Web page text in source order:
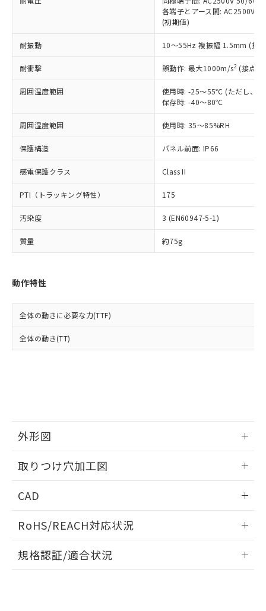
各端子とアース間: AC2500V
(初期値)
耐振動 10～55Hz 複振幅 1.5mm (接
耐衝撃 誤動作: 最大1000m/s2 (接点
周囲温度範囲
使用時: -25～55℃ (ただし、氷
保存時: -40～80℃
周囲湿度範囲 使用時: 35～85%RH
保護構造 パネル前面: IP66
感電保護クラス Class II
PTI（トラッキング特性） 175
汚染度 3 (EN60947-5-1)
質量 約75g
動作特性
全体の動きに必要な力(TTF)
全体の動き(TT)
外形図
取りつけ穴加工図
CAD
ドすることができます。
ログイン/会員登録
RoHS/REACH対応状況
EU RoHS 注意事項・凡例
規格認証/適合状況
在庫状況および標準価格照会結果は、
記載している更新日時点での社内デー
タに基づき作成されるものであり、閲
覧された時点での実際の在庫および標
準価格とは異なる場合があることをご
正式な納期状況および標準価格はお客
様のお取引先、またはお客様担当のオ
ムロン制御機器販売店・当社販売員に
オムロン制御機器販売店や当社販売拠
販売ネットワーク
」をご確認
在庫状況および標準価格結果を当社の
事前の承諾なく第三者に漏洩または開
示しないようお願いします。
マイパーツ機能（部品リスト作成サー
ビス）をご利用いただくには、I-Web
メンバーズにご登録されている必要が
引・商談に必要な範囲で利用すること
をご了承ください。
※当社の共同利用者とは、
の共同利用に関して"
の「1.共同利
むを得ず変更することがあります。
六価クロム(Cr(Ⅵ)) 1000ppm以下、ポリ臭化ビフェニル
類(PBB) 1000ppm以下、ポリ臭化ジフェニルエーテル類
(PBDE) 1000ppm以下、フタル酸ビス(2-エチルヘキシ
ル) (DEHP)(別名：DOP) 1000ppm以下、フタル酸ブチ
ルベンジル（BBP） 1000ppm以下、フタル酸ジブチル
（DBP） 1000ppm以下、フタル酸ジイソブチル
適用除外項目は除く。
フタル酸エステル類の４物質については閾値を超える意
図的な使用がないことを確認しています。
部品在庫の切り替え状況などにより、予定
月が前後することがあります。
とができます。
51物質の非含有証明書（当社基準）
欄に対応日を記載しておりました。
既に当社にて対応品への在庫切替を完了
していることから、特段のことがない限
り、2022年1月12日より割愛しておりま
す。
「－」：未確認です。当社販売部門へお問
*中国RoHS10物質の基準値 (GB/T26572)：
Pb(鉛) :1000ppm、 Hg(水銀) : 1000ppm、 Cd(カドミウ
Cr(Ⅵ)(六価クロム) : 1000ppm、 PBBs(ポリ臭化ビフェ
DBP(フタル酸ジブチル) : 1000ppm、 DIBP(フタル酸ジ
イソブチル) : 1000ppm、 BBP(フタル酸ブチルベンジ
DEHP(フタル酸ビス(2-エチルヘキシル)) : 1000ppm
※2 環境保護使用期限
「ｅ」：有害物質（10物質）のすべてが基
準値以下であることを示します。
「10」：通常の使用状況下において有害物
質が外部に漏えいし、環境に深刻な影響を
及ぼさない年数を意味します。
「－」：未確認です。当社販売部門へお問
い合わせください。
為替および外国貿易法に定める商品
（以下｢規制貨物等」という）を輸出
または国外への提供する場合は、日本
国政府の輸出許可(または役務取引許
可)を取得するなどの必要な手続きを
当社は規制貨物を破棄する場合は、完
全に破砕するなど、違法に輸出されな
いよう必要な手段を講じます。
当社は貴社製品を、核兵器、ミサイ
ル、化学兵器、生物兵器またはその他
武器並びにこれらの製造装置等に一切
当社は、貴社製品を第三者に販売する
場合は、上記1、2および3の内容を当
該第三者に通知します。また当社は、
販売先および販売に係わる関係者が違
法に輸出するおそれがある場合は、取
り引きをいたしません。
一定数以上の在庫あり
一定数には満たないが在庫あり
在庫なし(最新の在庫状況につ
いては、お客様のお取引先、ま
たはお客様担当のオムロン制御
機器販売店・当社販売員にご確
受注生産機種、また在庫状況の
情報を公開していない機種